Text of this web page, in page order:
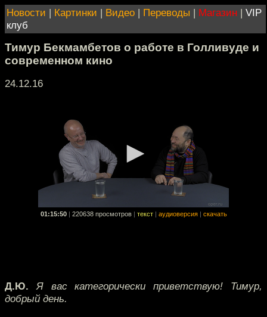
Новости | Картинки | Видео | Переводы | Магазин | VIP
клуб
Тимур Бекмамбетов о работе в Голливуде и
современном кино
24.12.16
01:15:50 220638 просмотров текст аудиоверсия скачать
Д.Ю. Я вас категорически приветствую! Тимур,
добрый день.